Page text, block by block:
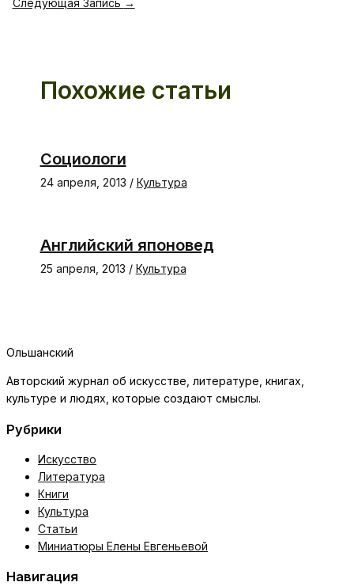
Следующая Запись →
Похожие статьи
Социологи
24 апреля, 2013 / Культура
Английский японовед
25 апреля, 2013 / Культура
Ольшанский
Авторский журнал об искусстве, литературе, книгах,
культуре и людях, которые создают смыслы.
Рубрики
Искусство
Литература
Книги
Культура
Статьи
Миниатюры Елены Евгеньевой
Навигация